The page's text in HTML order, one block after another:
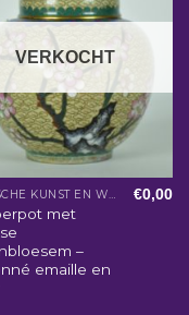
VERKOCHT
AZIATISCHE KUNST EN WOONACCESSOIRES
met
–
emaille en
€0,00